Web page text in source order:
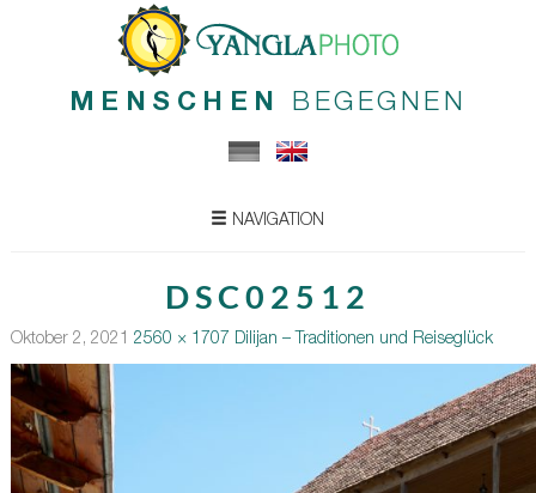
MENSCHEN BEGEGNEN
NAVIGATION
DSC02512
Oktober 2, 2021 2560 × 1707 Dilijan – Traditionen und Reiseglück